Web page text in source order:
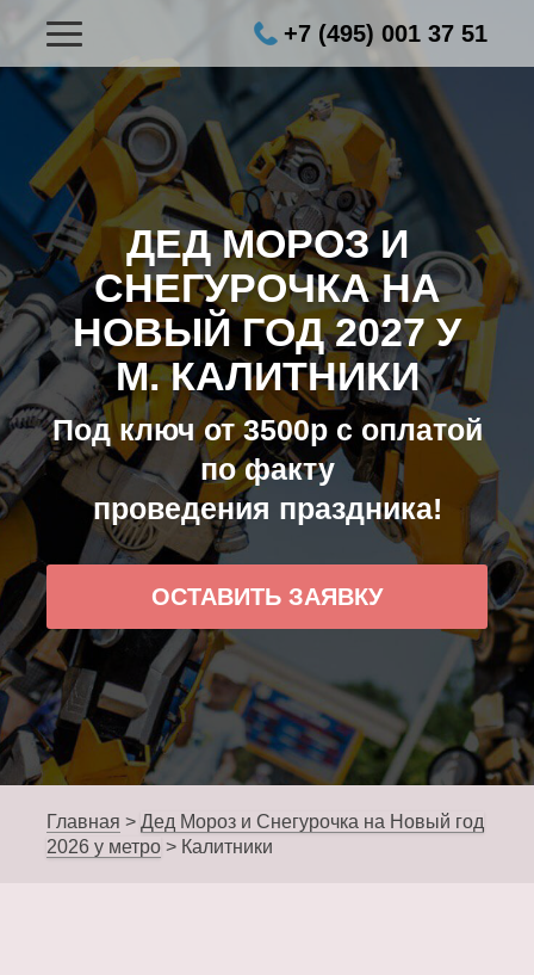
+7 (495) 001 37 51
ДЕД МОРОЗ И
СНЕГУРОЧКА НА
НОВЫЙ ГОД 2027 У
М. КАЛИТНИКИ
Под ключ от 3500р с оплатой
по факту
проведения праздника!
ОСТАВИТЬ ЗАЯВКУ
Главная > Дед Мороз и Снегурочка на Новый год
2026 у метро > Калитники